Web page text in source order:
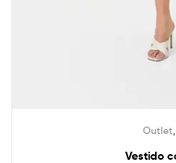
Outlet
Vestido